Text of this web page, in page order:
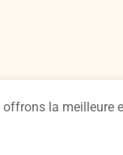
la